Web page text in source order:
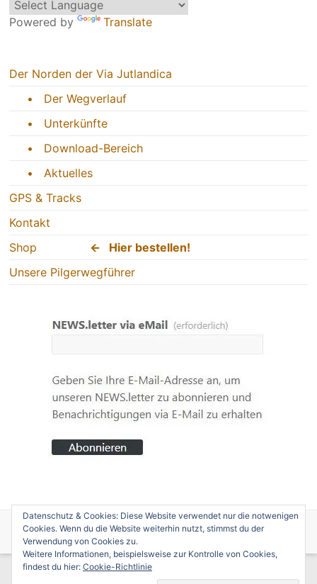
Powered by Translate
Der Norden der Via Jutlandica
• Der Wegverlauf
• Unterkünfte
• Download-Bereich
• Aktuelles
GPS & Tracks
Kontakt
Shop ← Hier bestellen!
Unsere Pilgerwegführer
Copyright © 2026 edition caminotogo . Alle Rechte vorbehalten. Theme
Spacious
von ThemeGrill. Präsentiert von:
Datenschutz & Cookies: Diese Website verwendet nur die notwenigen
Cookies. Wenn du die Website weiterhin nutzt, stimmst du der
Verwendung von Cookies zu.
Weitere Informationen, beispielsweise zur Kontrolle von Cookies,
findest du hier: Cookie-Richtlinie